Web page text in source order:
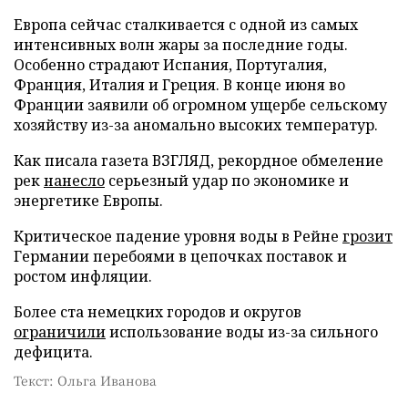
Европа сейчас сталкивается с одной из самых
интенсивных волн жары за последние годы.
Особенно страдают Испания, Португалия,
Франция, Италия и Греция. В конце июня во
Франции заявили об огромном ущербе сельскому
хозяйству из-за аномально высоких температур.
Как писала газета ВЗГЛЯД, рекордное обмеление
рекнанесло серьезный удар по экономике и
энергетике Европы.
Критическое падение уровня воды в Рейне грозит
Германии перебоями в цепочках поставок и
ростом инфляции.
Более ста немецких городов и округов
ограничилииспользование воды из-за сильного
дефицита.
Текст: Ольга Иванова